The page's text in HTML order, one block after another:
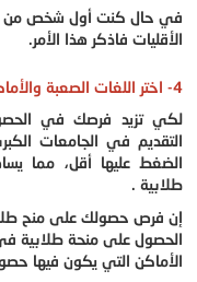
في حال كنت أول شخص من
الأقليات فاذكر هذا الأمر.
4- اختر اللغات الصعبة والأماكن غير التقليدية :
لكي تزيد فرصك في
التقديم في الجامعات
الضغط عليها أقل، مما
طلابية .
إن فرص حصولك على منح
الحصول على منحة طلابية
الأماكن التي يكون فيها